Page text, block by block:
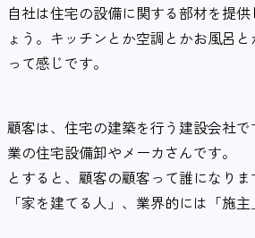
自社は住宅の設備に関する部材を提
ょう。キッチンとか空調とかお風呂
って感じです。
顧客は、住宅の建築を行う建設会社
業の住宅設備卸やメーカさんです。
とすると、顧客の顧客って誰になりま
「家を建てる人」、業界的には「施主